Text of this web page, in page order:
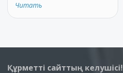
Читать
Құрметті сайттың келушісі!